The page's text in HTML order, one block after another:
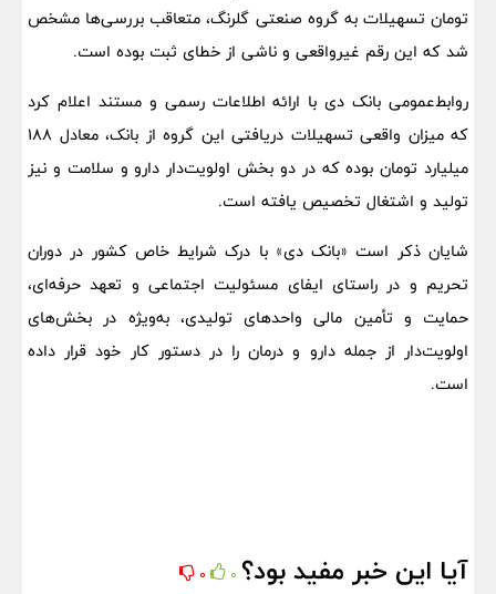
تومان تسهیلات به گروه صنعتی گلرنگ، متعاقب بررسی‌ها مشخص
شد که این رقم غیرواقعی و ناشی از خطای ثبت بوده است.
روابط‌عمومی بانک دی با ارائه اطلاعات رسمی و مستند اعلام کرد
که میزان واقعی تسهیلات دریافتی این گروه از بانک، معادل ۱۸۸
میلیارد تومان بوده که در دو بخش اولویت‌دار دارو و سلامت و نیز
تولید و اشتغال تخصیص یافته است.
شایان ذکر است «بانک دی» با درک شرایط خاص کشور در دوران
تحریم و در راستای ایفای مسئولیت اجتماعی و تعهد حرفه‌ای،
حمایت و تأمین مالی واحدهای تولیدی، به‌ویژه در بخش‌های
اولویت‌دار از جمله دارو و درمان را در دستور کار خود قرار داده
است.
آیا این خبر مفید بود؟ 0
0